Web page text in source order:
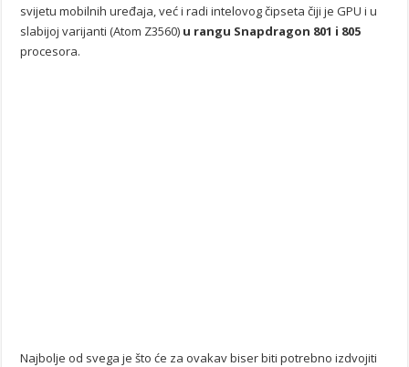
svijetu mobilnih uređaja, već i radi intelovog čipseta čiji je GPU i u
slabijoj varijanti (Atom Z3560) u rangu Snapdragon 801 i 805
procesora.
Najbolje od svega je što će za ovakav biser biti potrebno izdvojiti